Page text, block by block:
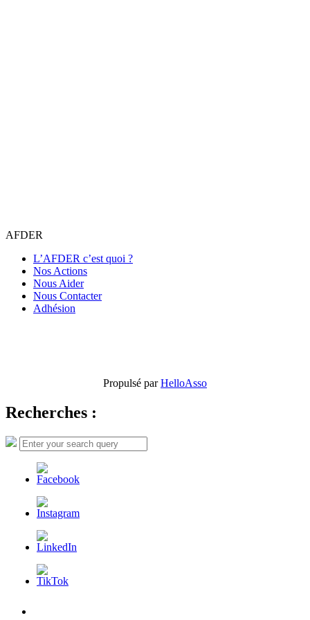
AFDER
L’AFDER c’est quoi ?
Nos Actions
Nous Aider
Nous Contacter
Adhésion
Propulsé parHelloAsso
Recherches :
Search
for:
Search